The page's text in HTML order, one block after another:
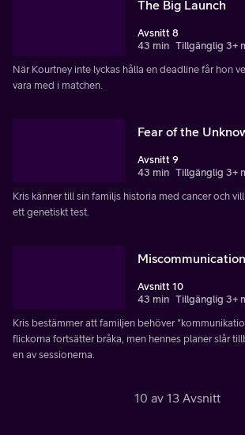
The Big Launch
Avsnitt 8
43 min Tillgänglig 3+
När Kourtney inte lyckas hålla en deadline får hon
vara med i matchen.
Fear of the
Avsnitt 9
43 min Tillgänglig 3+
Kris känner till sin familjs historia med cancer och
ett genetiskt test.
Miscommunication
Avsnitt 10
43 min Tillgänglig 3+
Kris bestämmer att familjen behöver
flickorna fortsätter bråka, men hennes planer slår
en av sessionerna.
10 av 13 Avsnitt